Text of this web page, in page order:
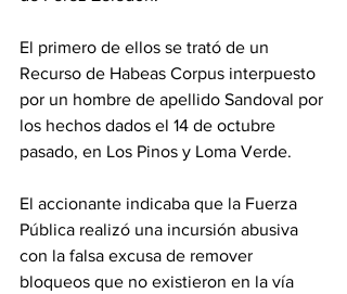
El primero de ellos se trató de un
Recurso de Habeas Corpus interpuesto
por un hombre de apellido Sandoval por
los hechos dados el 14 de octubre
pasado, en Los Pinos y Loma Verde.
El accionante indicaba que la Fuerza
Pública realizó una incursión abusiva
con la falsa excusa de remover
bloqueos que no existieron en la vía